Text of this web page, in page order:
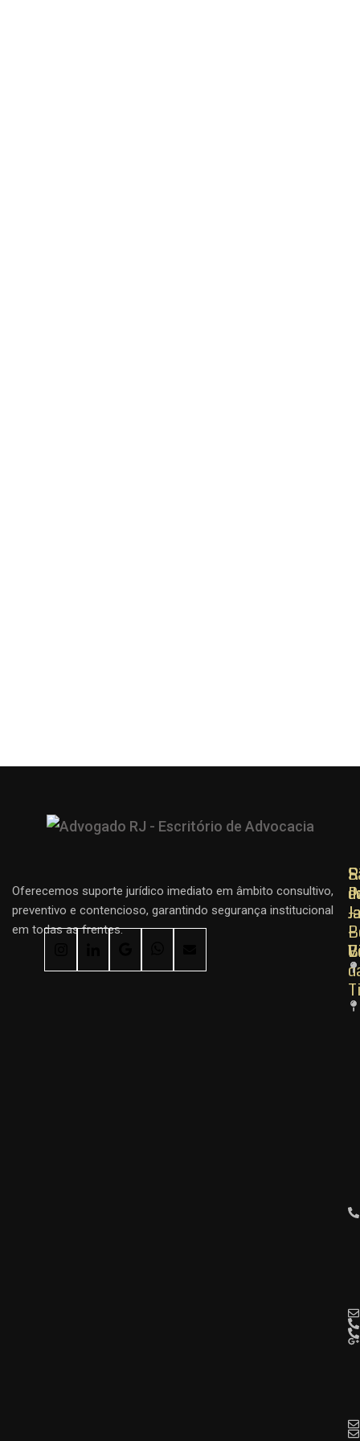
Oferecemos suporte jurídico imediato em âmbito consultivo,
preventivo e contencioso, garantindo segurança institucional
em todas as frentes.
–
–
–